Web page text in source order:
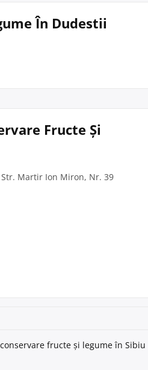
În Dudestii
Fructe Și
Martir Ion Miron, Nr. 39
fructe și legume în Sibiu